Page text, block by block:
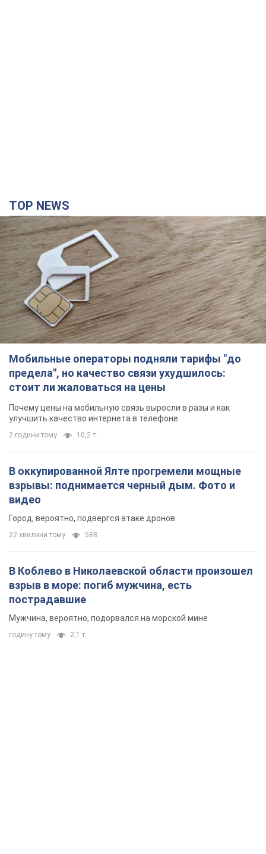
TOP NEWS
Мобильные операторы подняли тарифы "до
предела", но качество связи ухудшилось:
стоит ли жаловаться на цены
Почему цены на мобильную связь выросли в разы и как
улучшить качество интернета в телефоне
2 години тому 10,2 т.
В оккупированной Ялте прогремели мощные
взрывы: поднимается черный дым. Фото и
видео
Город, вероятно, подвергся атаке дронов
22 хвилини тому 588
В Коблево в Николаевской области произошел
взрыв в море: погиб мужчина, есть
пострадавшие
Мужчина, вероятно, подорвался на морской мине
годину тому 2,1 т.